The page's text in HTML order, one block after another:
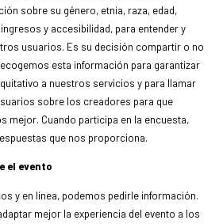
sobre su género, etnia, raza, edad,
y accesibilidad, para entender y
usuarios. Es su decisión compartir o no
esta información para garantizar
a nuestros servicios y para llamar
sobre los creadores para que
mejor. Cuando participa en la encuesta,
que nos proporciona.
el evento
y en línea, podemos pedirle información.
mejor la experiencia del evento a los